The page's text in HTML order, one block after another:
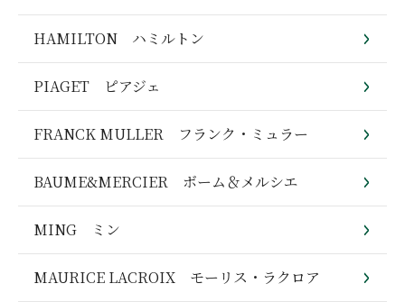
HAMILTON ハミルトン
PIAGET ピアジェ
FRANCK MULLER フランク・ミュラー
BAUME&MERCIER ボーム＆メルシエ
MING ミン
MAURICE LACROIX モーリス・ラクロア